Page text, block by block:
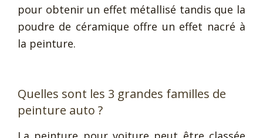
pour obtenir un effet métallisé tandis que la
poudre de céramique offre un effet nacré à
la peinture.
Quelles sont les 3 grandes familles de
peinture auto ?